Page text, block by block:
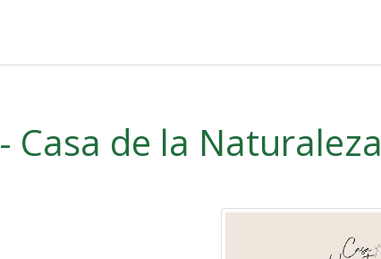
Talleres en Familia - Casa de la Naturaleza